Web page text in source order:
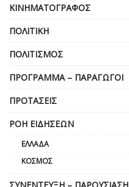
ΚΙΝΗΜΑΤΟΓΡΆΦΟΣ
ΠΟΛΙΤΙΚΉ
ΠΟΛΙΤΙΣΜΌΣ
ΠΡΌΓΡΑΜΜΑ – ΠΑΡΑΓΩΓΟΊ
ΠΡΟΤΆΣΕΙΣ
ΡΟΉ ΕΙΔΉΣΕΩΝ
ΕΛΛΆΔΑ
ΚΌΣΜΟΣ